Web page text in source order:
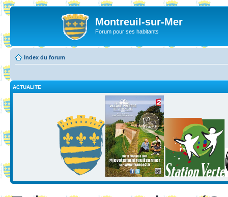
Montreuil-sur-Mer
Forum pour ses habitants
Index du forum
ACTUALITE